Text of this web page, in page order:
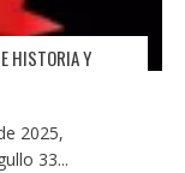
HISTORIA Y
2025,
33...